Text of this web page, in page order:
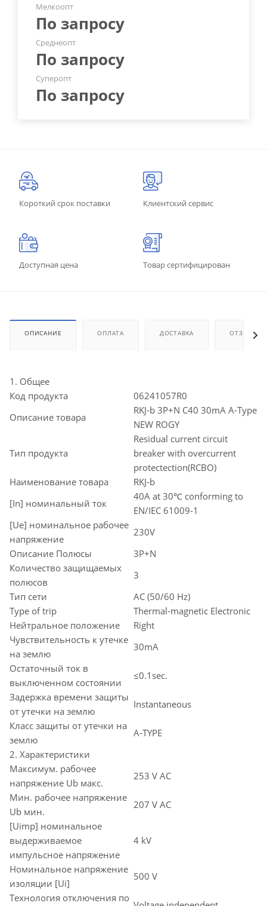
Мелкоопт
По запросу
Среднеопт
По запросу
Суперопт
По запросу
Короткий срок поставки Клиентский сервис
Доступная цена Товар сертифицирован
ОПИСАНИЕ ОПЛАТА ДОСТАВКА ОТЗЫВЫ
1. Общее
Код продукта
06241057R0
Описание товара
RKJ-b 3P+N C40 30mA A-Type
NEW ROGY
Тип продукта
Residual current circuit
breaker with overcurrent
protectection(RCBO)
Наименование товара
RKJ-b
[In] номинальный ток
40A at 30℃ conforming to
EN/IEC 61009-1
[Ue] номинальное рабочее
напряжение
230V
Описание Полюсы
3P+N
Количество защищаемых
полюсов
3
Тип сети
AC (50/60 Hz)
Type of trip
Thermal-magnetic Electronic
Нейтральное положение
Right
Чувствительность к утечке
на землю
30mA
Остаточный ток в
выключенном состоянии
≤0.1sec.
Задержка времени защиты
от утечки на землю
Instantaneous
Класс защиты от утечки на
землю
A-TYPE
2. Характеристики
Максимум. рабочее
напряжение Ub макс.
253 V AC
Мин. рабочее напряжение
Ub мин.
207 V AC
[Uimp] номинальное
выдерживаемое
импульсное напряжение
4 kV
Номинальное напряжение
изоляции [Ui]
500 V
Технология отключения по